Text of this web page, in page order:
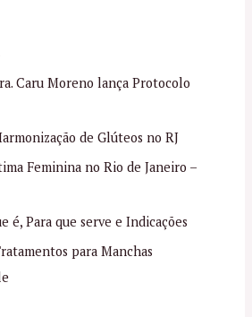
Caru Moreno lança Protocolo
de Glúteos no RJ
Feminina no Rio de Janeiro –
é, Para que serve e Indicações
para Manchas